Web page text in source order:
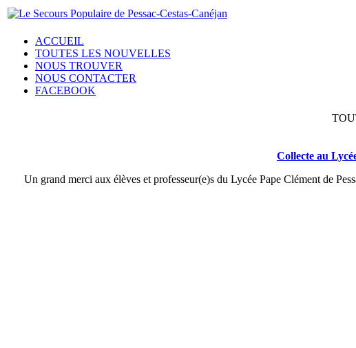
ACCUEIL
TOUTES LES NOUVELLES
NOUS TROUVER
NOUS CONTACTER
FACEBOOK
Collecte au
Un grand merci aux élèves et professeur(e)s du Lycée Pape Clément de